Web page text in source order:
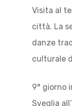
Visita al
città. La
danze
culturale
9° giorno
Sveglia